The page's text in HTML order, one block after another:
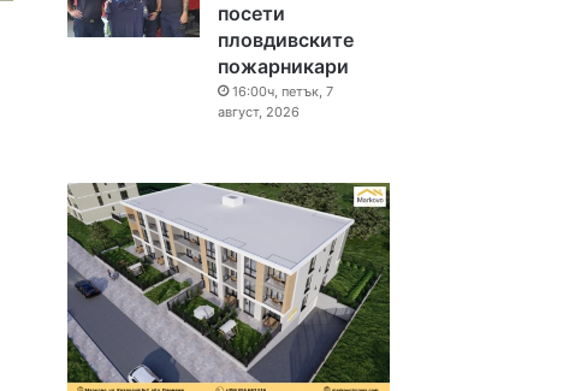
посети
пловдивските
пожарникари
16:00ч, петък, 7
август, 2026